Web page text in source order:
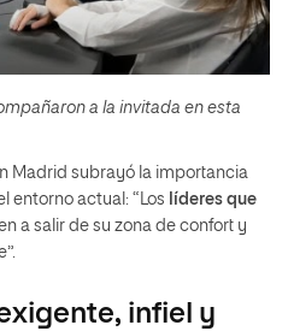
a la invitada en esta
Madrid subrayó la importancia
entorno actual: “Los
líderes que
a salir de su zona de confort y
infiel y